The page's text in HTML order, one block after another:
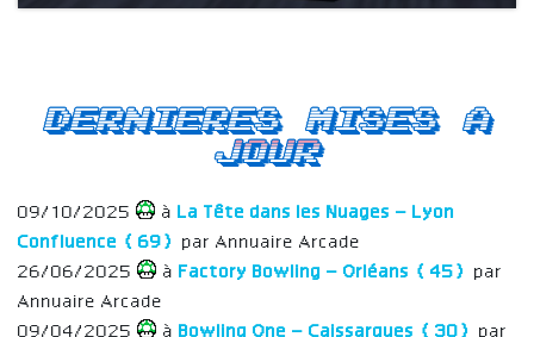
Dernieres mises a
jour
09/10/2025 à La Tête dans les Nuages – Lyon
Confluence (69)
par Annuaire Arcade
26/06/2025
à Factory Bowling – Orléans (45)
par
Annuaire Arcade
09/04/2025
à Bowling One – Caissargues (30)
par